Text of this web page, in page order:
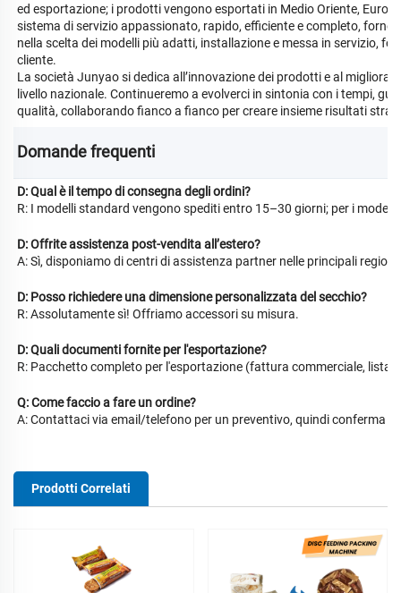
ed esportazione; i prodotti vengono esportati in Medio Oriente,
sistema di servizio appassionato, rapido, efficiente e completo,
nella scelta dei modelli più adatti, installazione e messa in servizio,
cliente.
La società Junyao si dedica all’innovazione dei prodotti e al
livello nazionale. Continueremo a evolverci in sintonia con i tempi,
qualità, collaborando fianco a fianco per creare insieme risultati
Junyao collaborerà, svilupperà e creerà benefici reciproci insieme a
Domande frequenti
D: Qual è il tempo di consegna degli ordini?
R: I modelli standard vengono spediti entro 15–30 giorni; per i
D: Offrite assistenza post-vendita all’estero?
A: Sì, disponiamo di centri di assistenza partner nelle principali regioni.
D: Posso richiedere una dimensione personalizzata del secchio?
R: Assolutamente sì! Offriamo accessori su misura.
D: Quali documenti fornite per l'esportazione?
R: Pacchetto completo per l'esportazione (fattura commerciale, lista
Q: Come faccio a fare un ordine?
A: Contattaci via email/telefono per un preventivo, quindi conferma
Prodotti Correlati